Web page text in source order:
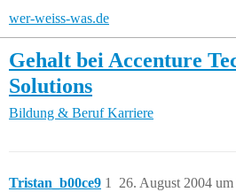
wer-weiss-was.de
Gehalt bei Accenture
Solutions
Bildung & Beruf Karriere
Tristan_b00ce9 26. August 2004
1